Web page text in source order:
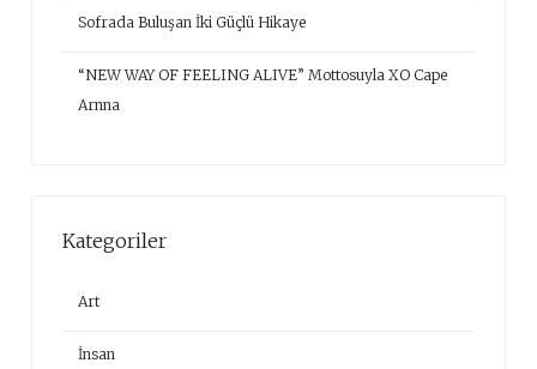
Sofrada Buluşan İki Güçlü Hikaye
“NEW WAY OF FEELING ALIVE” Mottosuyla XO Cape
Arnna
Kategoriler
Art
İnsan